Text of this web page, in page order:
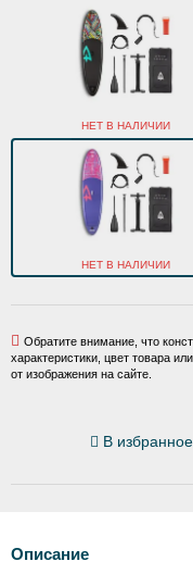
В избранное
НЕТ В НАЛИЧИИ
НЕТ В НАЛИЧИИ
Обратите внимание, что
характеристики, цвет товара
от изображения на сайте.
Описание